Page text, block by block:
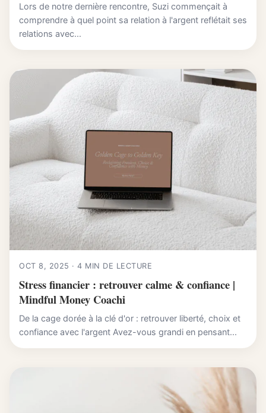
Lors de notre dernière rencontre, Suzi commençait à
comprendre à quel point sa relation à l'argent reflétait ses
relations avec...
OCT 8, 2025 · 4 MIN DE LECTURE
Stress financier : retrouver calme & confiance |
Mindful Money Coachi
De la cage dorée à la clé d'or : retrouver liberté, choix et
confiance avec l'argent Avez-vous grandi en pensant...